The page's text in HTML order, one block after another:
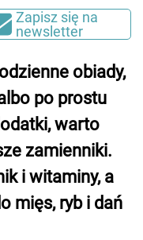
Zapisz się na
newsletter
obiady,
po prostu
warto
zamienniki.
i witaminy, a
mięs, ryb i dań